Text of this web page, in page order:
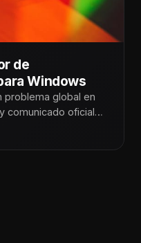
de
Windows
problema global en
comunicado oficial
del impacto